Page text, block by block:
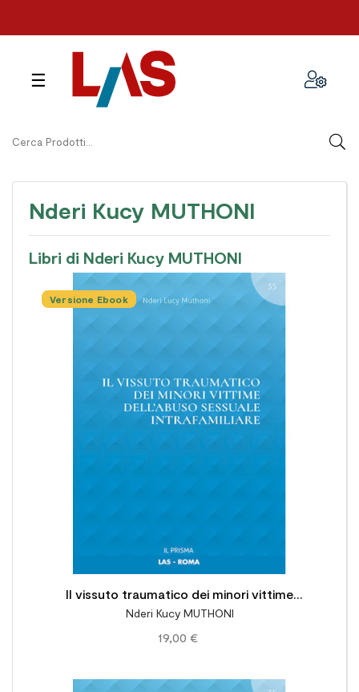
navigazione
☰
Nderi Kucy MUTHONI
Libri di Nderi Kucy MUTHONI
Versione Ebook
Il vissuto traumatico dei minori vittime
dell'abuso sessuale intrafamiliare
Nderi Kucy MUTHONI
19,00 €